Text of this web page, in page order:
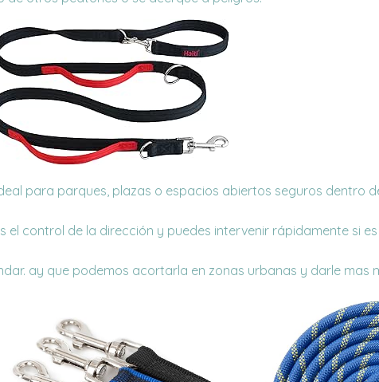
para parques, plazas o espacios abiertos seguros dentro
control de la dirección y puedes intervenir rápidamente si
ay que podemos acortarla en zonas urbanas y darle mas